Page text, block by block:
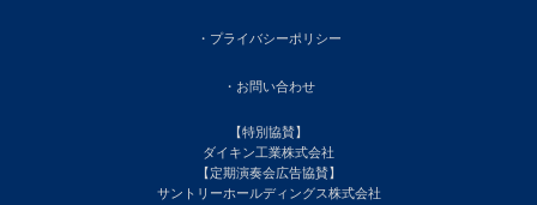
・プライバシーポリシー
・お問い合わせ
【特別協賛】
ダイキン工業株式会社
【定期演奏会広告協賛】
サントリーホールディングス株式会社